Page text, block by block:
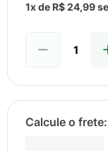
1x de R$24,99